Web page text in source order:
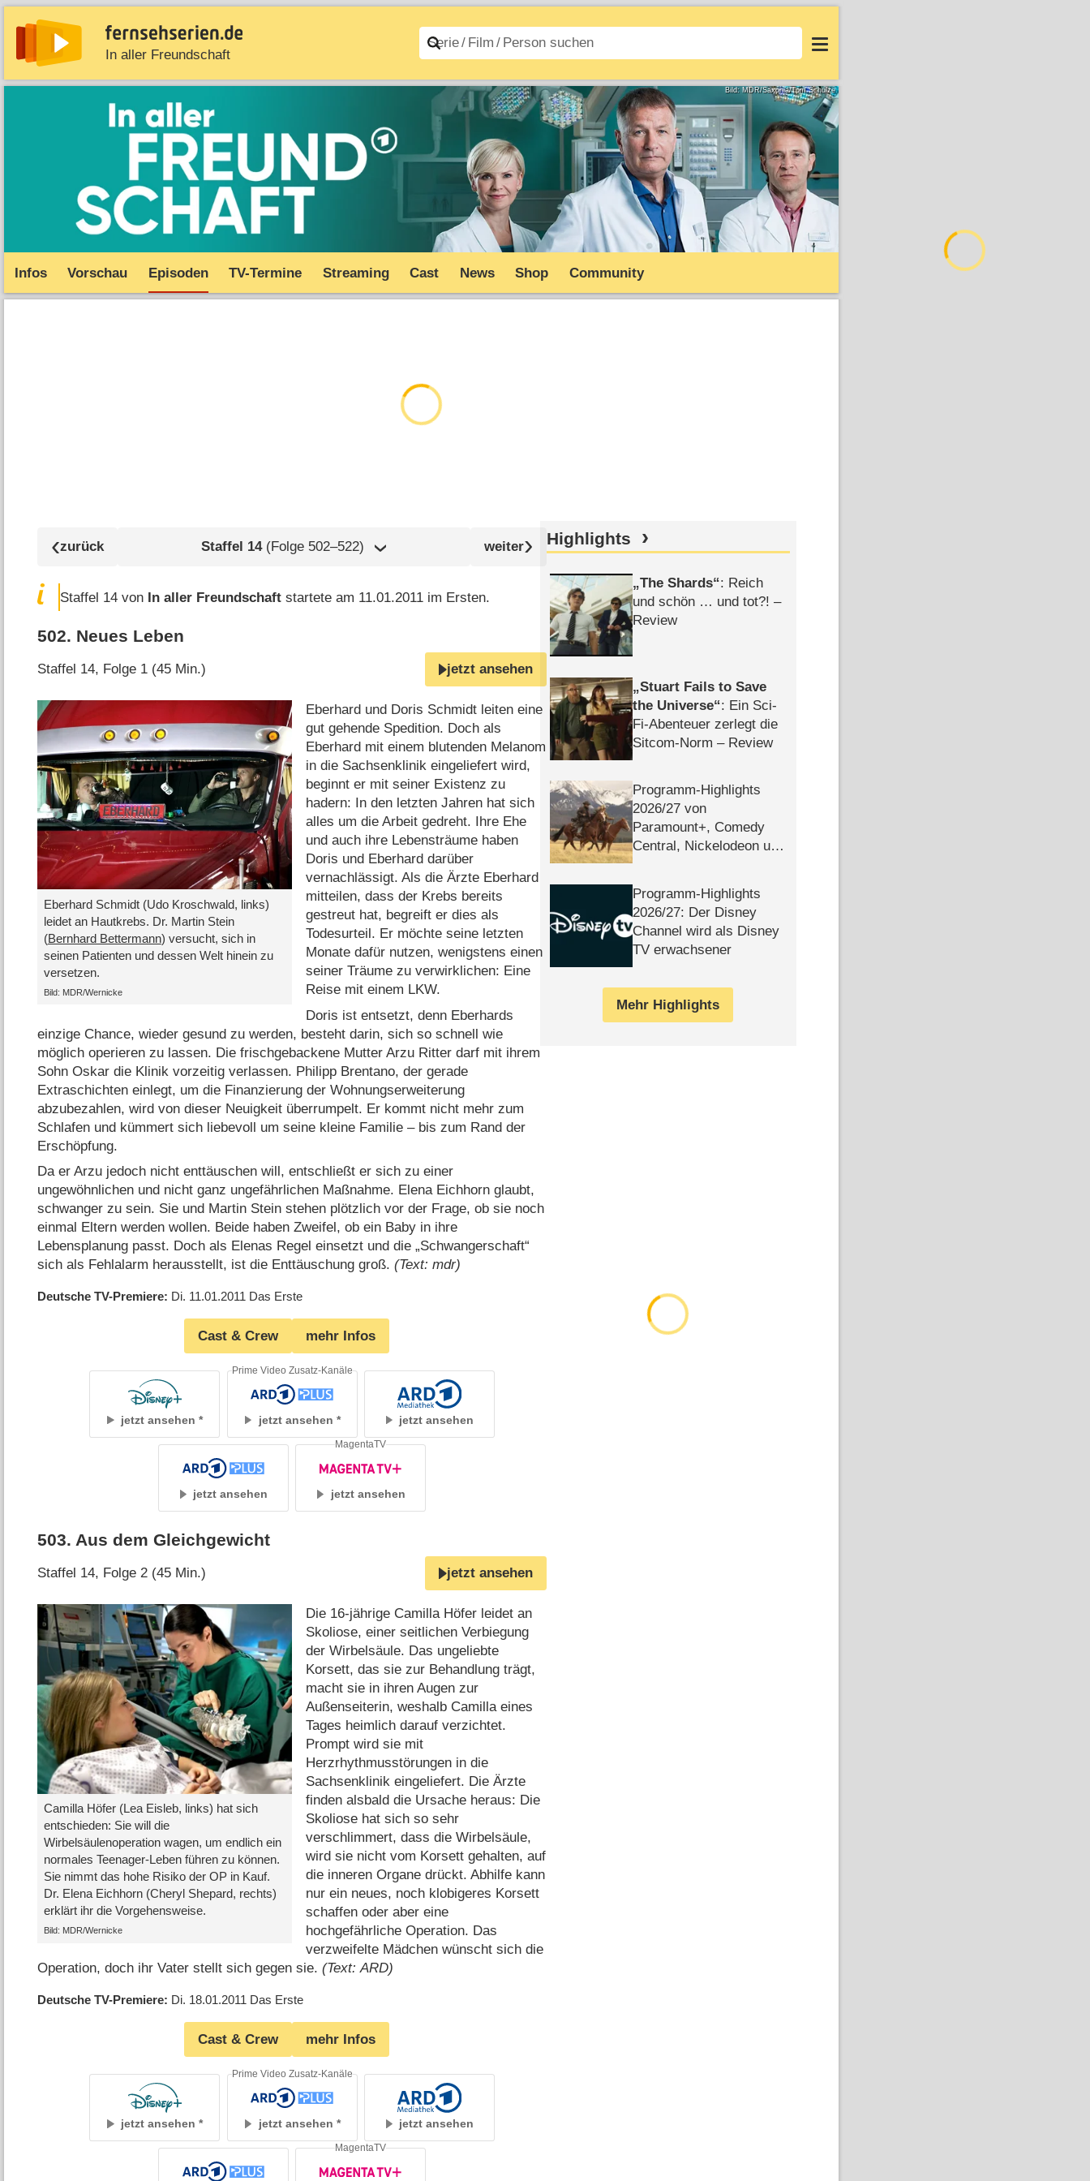
In aller Freundschaft
News Entdecken Streaming Filme A–Z Login
Bild: MDR/Saxonia/Tom Schulze
Infos Vorschau Episoden TV-Termine Streaming Cast News Shop Community
Staffel 14(Folge 502⁠–⁠522)
Staffel 14 von In aller Freundschaftstartete am 11.01.2011 im Ersten.
502. Neues Leben
Staffel 14, Folge 1 (45 Min.) jetzt ansehen
Eberhard Schmidt (Udo Kroschwald, links)
leidet an Hautkrebs. Dr. Martin Stein
(Bernhard Bettermann) versucht, sich in
seinen Patienten und dessen Welt hinein zu
versetzen.
Bild: MDR/Wernicke
Eberhard und Doris Schmidt leiten eine
gut gehende Spedition. Doch als
Eberhard mit einem blutenden Melanom
in die Sachsenklinik eingeliefert wird,
beginnt er mit seiner Existenz zu
hadern: In den letzten Jahren hat sich
alles um die Arbeit gedreht. Ihre Ehe
und auch ihre Lebensträume haben
Doris und Eberhard darüber
vernachlässigt. Als die Ärzte Eberhard
mitteilen, dass der Krebs bereits
gestreut hat, begreift er dies als
Todesurteil. Er möchte seine letzten
Monate dafür nutzen, wenigstens einen
seiner Träume zu verwirklichen: Eine
Reise mit einem LKW.
Doris ist entsetzt, denn Eberhards
einzige Chance, wieder gesund zu werden, besteht darin, sich so schnell wie
möglich operieren zu lassen. Die frischgebackene Mutter Arzu Ritter darf mit ihrem
Sohn Oskar die Klinik vorzeitig verlassen. Philipp Brentano, der gerade
Extraschichten einlegt, um die Finanzierung der Wohnungserweiterung
abzubezahlen, wird von dieser Neuigkeit überrumpelt. Er kommt nicht mehr zum
Schlafen und kümmert sich liebevoll um seine kleine Familie – bis zum Rand der
Erschöpfung.
Da er Arzu jedoch nicht enttäuschen will, entschließt er sich zu einer
ungewöhnlichen und nicht ganz ungefährlichen Maßnahme. Elena Eichhorn glaubt,
schwanger zu sein. Sie und Martin Stein stehen plötzlich vor der Frage, ob sie noch
einmal Eltern werden wollen. Beide haben Zweifel, ob ein Baby in ihre
Lebensplanung passt. Doch als Elenas Regel einsetzt und die „Schwangerschaft“
sich als Fehlalarm herausstellt, ist die Enttäuschung groß.(Text: mdr)
Deutsche TV-Premiere Di. 11.01.2011 Das Erste
Cast & Crew mehr Infos
jetzt ansehen jetzt ansehen
Prime Video Zusatz-Kanäle
jetzt ansehen
jetzt ansehen jetzt ansehen
MagentaTV
503.Aus dem Gleichgewicht
Staffel 14, Folge 2 (45 Min.) jetzt ansehen
Camilla Höfer (Lea Eisleb, links) hat sich
entschieden: Sie will die
Wirbelsäulenoperation wagen, um endlich ein
normales Teenager-Leben führen zu können.
Sie nimmt das hohe Risiko der OP in Kauf.
Dr. Elena Eichhorn (Cheryl Shepard, rechts)
erklärt ihr die Vorgehensweise.
Bild: MDR/Wernicke
Die 16-jährige Camilla Höfer leidet an
Skoliose, einer seitlichen Verbiegung
der Wirbelsäule. Das ungeliebte
Korsett, das sie zur Behandlung trägt,
macht sie in ihren Augen zur
Außenseiterin, weshalb Camilla eines
Tages heimlich darauf verzichtet.
Prompt wird sie mit
Herzrhythmusstörungen in die
Sachsenklinik eingeliefert. Die Ärzte
finden alsbald die Ursache heraus: Die
Skoliose hat sich so sehr
verschlimmert, dass die Wirbelsäule,
wird sie nicht vom Korsett gehalten, auf
die inneren Organe drückt. Abhilfe kann
nur ein neues, noch klobigeres Korsett
schaffen oder aber eine
hochgefährliche Operation. Das
verzweifelte Mädchen wünscht sich die
Operation, doch ihr Vater stellt sich gegen sie.(Text: ARD)
Deutsche TV-Premiere Di. 18.01.2011 Das Erste
Cast & Crew mehr Infos
jetzt ansehen jetzt ansehen
Prime Video Zusatz-Kanäle
jetzt ansehen
MagentaTV
Highlights
The Shards : Reich
und schön … und tot?! –
Review
Stuart Fails to Save
the Universe : Ein Sci-
Fi-Abenteuer zerlegt die
Sitcom-Norm – Review
Programm-Highlights
2026/​27 von
Paramount+, Comedy
Central, Nickelodeon und
Programm-Highlights
2026/​27: Der Disney
Channel wird als Disney
TV erwachsener
Mehr Highlights